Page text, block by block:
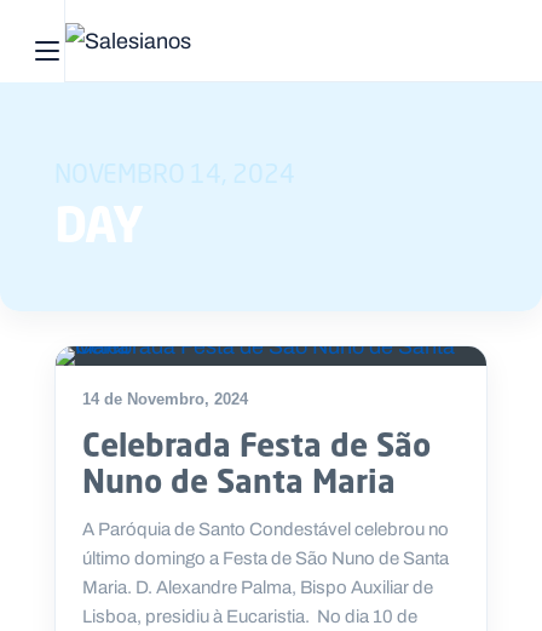
Abrir menu principal
NOVEMBRO 14, 2024
DAY
14 de Novembro, 2024
Celebrada Festa de São
Nuno de Santa Maria
A Paróquia de Santo Condestável celebrou no
último domingo a Festa de São Nuno de Santa
Maria. D. Alexandre Palma, Bispo Auxiliar de
Lisboa, presidiu à Eucaristia. No dia 10 de
Início
Quem
O
que
fazemos
Recursos
Notícias